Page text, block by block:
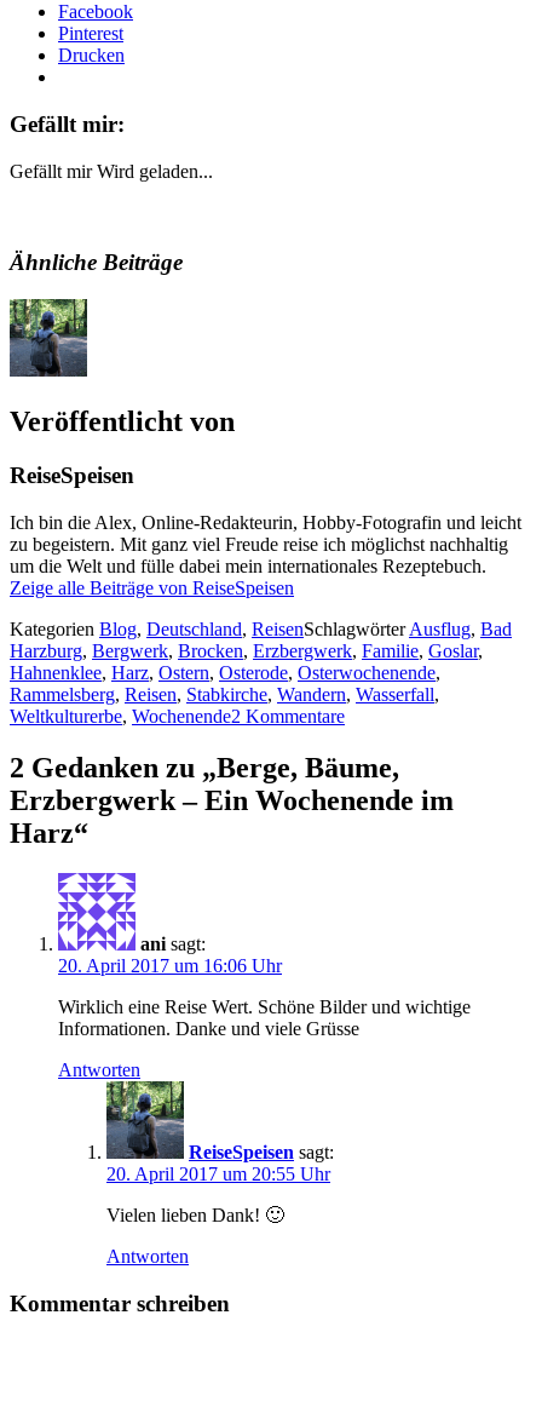
Facebook
Pinterest
Drucken
Gefällt mir:
Gefällt mir Wird geladen...
Ähnliche Beiträge
Veröffentlicht von
ReiseSpeisen
Ich bin die Alex, Online-Redakteurin, Hobby-Fotografin und leicht
zu begeistern. Mit ganz viel Freude reise ich möglichst nachhaltig
um die Welt und fülle dabei mein internationales Rezeptebuch.
Zeige alle Beiträge von ReiseSpeisen
Kategorien Blog, Deutschland, ReisenSchlagwörterAusflug, Bad
Harzburg, Bergwerk, Brocken, Erzbergwerk, Familie, Goslar,
Hahnenklee, Harz, Ostern, Osterode, Osterwochenende,
Rammelsberg, Reisen, Stabkirche, Wandern, Wasserfall,
Weltkulturerbe, Wochenende2 Kommentare
2 Gedanken zu „Berge, Bäume,
Erzbergwerk – Ein Wochenende im
Harz“
ani sagt:
20. April 2017 um 16:06 Uhr
Wirklich eine Reise Wert. Schöne Bilder und wichtige
Informationen. Danke und viele Grüsse
Antworten
ReiseSpeisen sagt:
20. April 2017 um 20:55 Uhr
Vielen lieben Dank! 🙂
Antworten
Kommentar schreiben